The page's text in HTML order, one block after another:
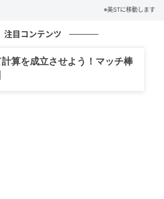
※美STに移動します
注目コンテンツ
算を成立させよう！マッチ棒